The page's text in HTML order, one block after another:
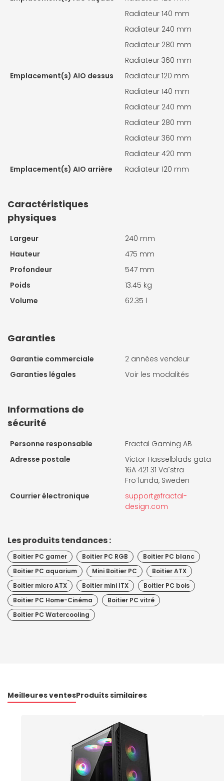
Radiateur 140 mm
Radiateur 240 mm
Radiateur 280 mm
Radiateur 360 mm
Emplacement(s) AIO dessus
Radiateur 120 mm
Radiateur 140 mm
Radiateur 240 mm
Radiateur 280 mm
Radiateur 360 mm
Radiateur 420 mm
Emplacement(s) AIO arrière
Radiateur 120 mm
Caractéristiques
physiques
Largeur
240 mm
Hauteur
475 mm
Profondeur
547 mm
Poids
13.45 kg
Volume
62.35 l
Garanties
Garantie commerciale
2 années vendeur
Garanties légales
Voir les modalités
Informations de
sécurité
Personne responsable
Fractal Gaming AB
Adresse postale
Victor Hasselblads gata
16A 421 31 Va¨stra
Fro¨lunda, Sweden
Courrier électronique
support@fractal-
design.com
Les produits tendances :
Boitier PC gamer Boitier PC RGB
Boitier PC blanc
Boitier PC aquarium
Mini Boitier PC
Boitier ATX
Boitier micro ATX
Boitier mini ITX
Boitier PC bois
Boitier PC Home-Cinéma
Boitier PC vitré
Boitier PC Watercooling
Meilleures ventesProduits similaires